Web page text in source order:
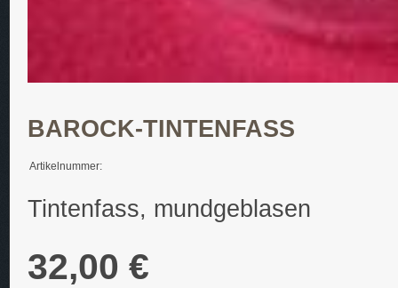
BAROCK-TINTENFASS
Artikelnummer:
Tintenfass, mundgeblasen
32,00 €